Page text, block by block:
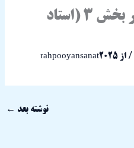
دانش فنی پایه کامپیوتر بخش 3 (استاد
/ از rahpooyansanat2025
نوشته بعد ←